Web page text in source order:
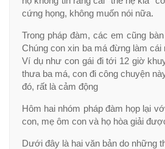
cứng họng, không muốn nói nữa.
Trong pháp đàm, các em cũng
Chúng con xin ba má đừng làm
Ví dụ như con gái đi tới 12 giờ
thưa ba má, con đi công chuyện
đó, rất là cảm động
Hôm hai nhóm pháp đàm họp lại
con, mẹ ôm con và họ hòa giải
Dưới đây là hai văn bản do những